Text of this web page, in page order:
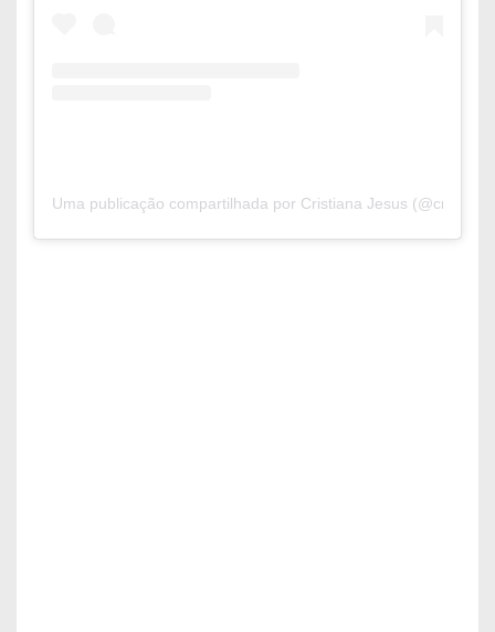
Uma publicação compartilhada por Cristiana Jesus